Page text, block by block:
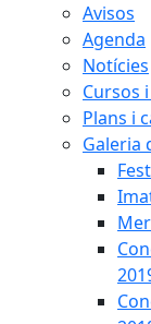
Avisos
Agenda
Notícies
Cursos
Plans i
Galeria